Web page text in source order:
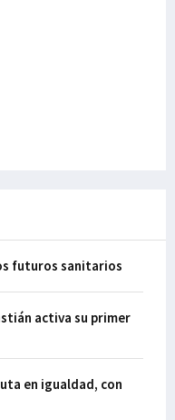
futuros sanitarios
activa su primer
en igualdad, con